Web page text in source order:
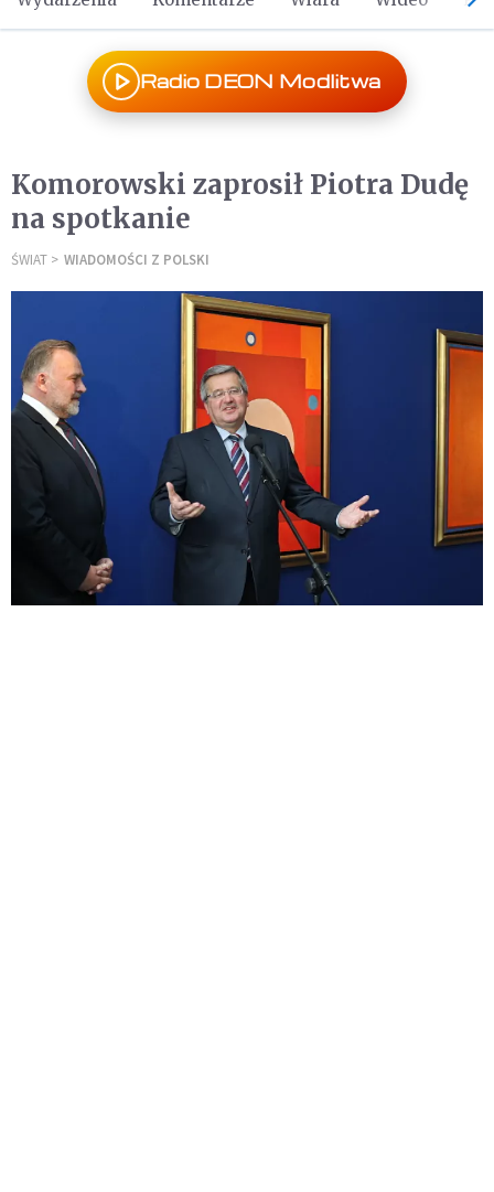
Radio DEON Modlitwa
Komorowski zaprosił Piotra Dudę
na spotkanie
ŚWIAT WIADOMOŚCI Z POLSKI